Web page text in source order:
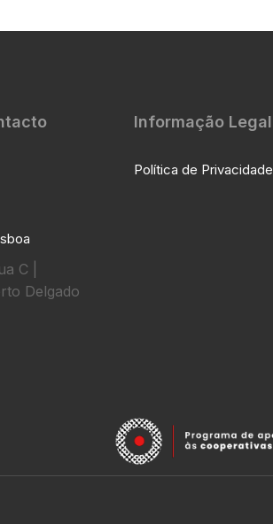
C |
Delgado
Informação Legal
Política de Privacidade